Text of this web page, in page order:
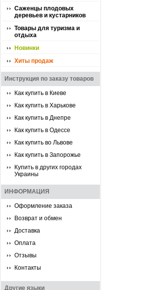
Саженцы плодовых
деревьев и кустарников
Товары для туризма и
отдыха
Новинки
Хиты продаж
Инструкция по заказу товаров
Как купить в Киеве
Как купить в Харькове
Как купить в Днепре
Как купить в Одессе
Как купить во Львове
Как купить в Запорожье
Купить в других городах
Украины
ИНФОРМАЦИЯ
Оформление заказа
Возврат и обмен
Доставка
Оплата
Отзывы
Контакты
Другие языки